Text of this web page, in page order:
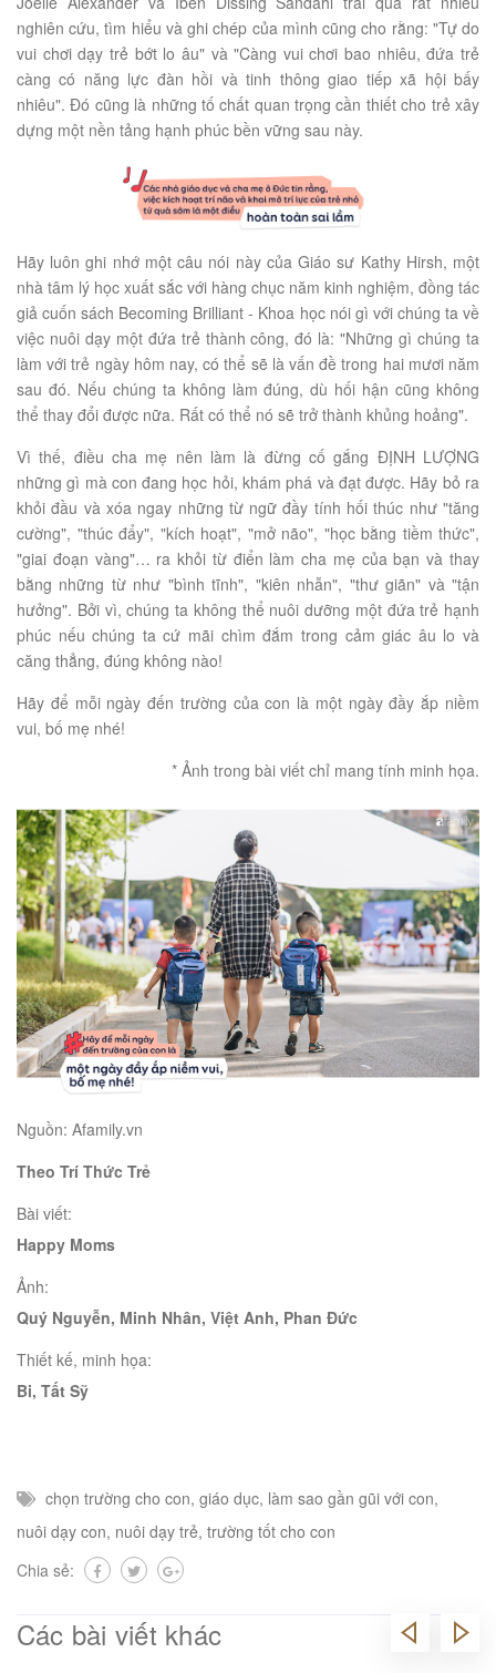
nghiên cứu, tìm hiểu và ghi chép của mình cũng cho rằng: "Tự do
vui chơi dạy trẻ bớt lo âu" và "Càng vui chơi bao nhiêu, đứa trẻ
càng có năng lực đàn hồi và tinh thông giao tiếp xã hội bấy
nhiêu". Đó cũng là những tố chất quan trọng cần thiết cho trẻ xây
dựng một nền tảng hạnh phúc bền vững sau này.
Hãy luôn ghi nhớ một câu nói này của Giáo sư Kathy Hirsh, một
nhà tâm lý học xuất sắc với hàng chục năm kinh nghiệm, đồng tác
giả cuốn sách Becoming Brilliant - Khoa học nói gì với chúng ta về
việc nuôi dạy một đứa trẻ thành công, đó là: "Những gì chúng ta
làm với trẻ ngày hôm nay, có thể sẽ là vấn đề trong hai mươi năm
sau đó. Nếu chúng ta không làm đúng, dù hối hận cũng không
thể thay đổi được nữa. Rất có thể nó sẽ trở thành khủng hoảng".
Vì thế, điều cha mẹ nên làm là đừng cố gắng ĐỊNH LƯỢNG
những gì mà con đang học hỏi, khám phá và đạt được. Hãy bỏ ra
khỏi đầu và xóa ngay những từ ngữ đầy tính hối thúc như "tăng
cường", "thúc đẩy", "kích hoạt", "mở não", "học bằng tiềm thức",
"giai đoạn vàng"… ra khỏi từ điển làm cha mẹ của bạn và thay
bằng những từ như "bình tĩnh", "kiên nhẫn", "thư giãn" và "tận
hưởng". Bởi vì, chúng ta không thể nuôi dưỡng một đứa trẻ hạnh
phúc nếu chúng ta cứ mãi chìm đắm trong cảm giác âu lo và
căng thẳng, đúng không nào!
Hãy để mỗi ngày đến trường của con là một ngày đầy ắp niềm
vui, bố mẹ nhé!
* Ảnh trong bài viết chỉ mang tính minh họa.
Nguồn: Afamily.vn
Theo Trí Thức Trẻ
Bài viết:
Happy Moms
Ảnh:
Quý Nguyễn, Minh Nhân, Việt Anh, Phan Đức
Thiết kế, minh họa:
Bi, Tất Sỹ
chọn trường cho con, giáo dục, làm sao gần gũi với con,
nuôi dạy con, nuôi dạy trẻ, trường tốt cho con
Chia sẻ:
Các bài viết khác